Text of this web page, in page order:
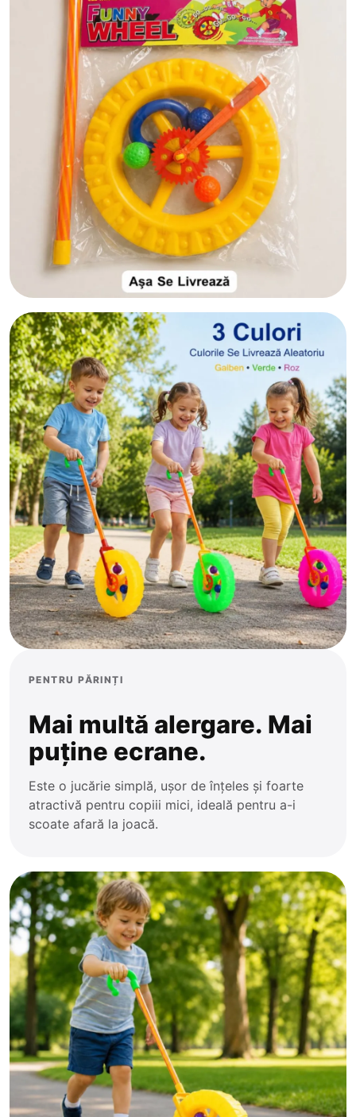
PENTRU PĂRINȚI
Mai multă alergare. Mai
puține ecrane.
Este o jucărie simplă, ușor de înțeles și foarte
atractivă pentru copiii mici, ideală pentru a-i
scoate afară la joacă.